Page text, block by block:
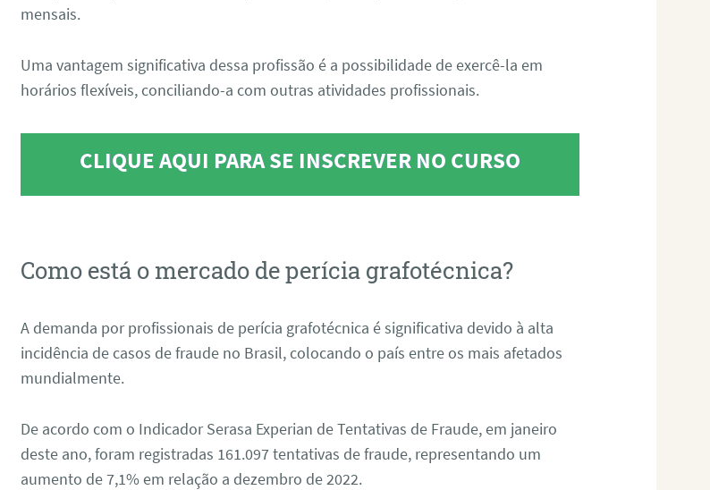
mensais.
Uma vantagem significativa dessa profissão é a possibilidade de exercê-la em
horários flexíveis, conciliando-a com outras atividades profissionais.
CLIQUE AQUI PARA SE INSCREVER NO CURSO
Como está o mercado de perícia grafotécnica?
A demanda por profissionais de perícia grafotécnica é significativa devido à alta
incidência de casos de fraude no Brasil, colocando o país entre os mais afetados
mundialmente.
De acordo com o Indicador Serasa Experian de Tentativas de Fraude, em janeiro
deste ano, foram registradas 161.097 tentativas de fraude, representando um
aumento de 7,1% em relação a dezembro de 2022.